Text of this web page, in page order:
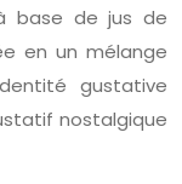
base de jus de
en un mélange
gustative
nostalgique